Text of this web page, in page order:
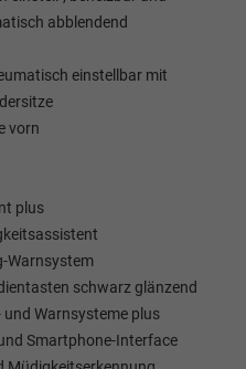
abblendend
einstellbar mit
vorn
plus
Warnsystem
schwarz glänzend
Warnsysteme plus
Smartphone-Interface